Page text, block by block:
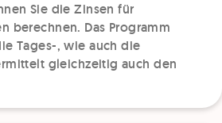
Sie die Zinsen für
berechnen. Das Programm
Tages-, wie auch die
gleichzeitig auch den